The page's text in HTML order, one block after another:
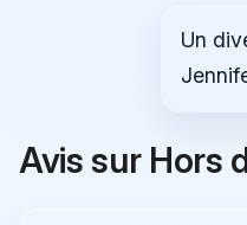
Un
Avis sur Hors